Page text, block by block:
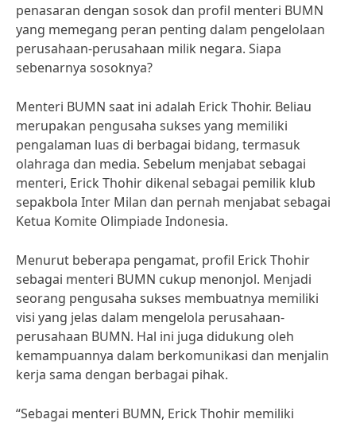
penasaran dengan sosok dan profil menteri BUMN
yang memegang peran penting dalam pengelolaan
perusahaan-perusahaan milik negara. Siapa
sebenarnya sosoknya?
Menteri BUMN saat ini adalah Erick Thohir. Beliau
merupakan pengusaha sukses yang memiliki
pengalaman luas di berbagai bidang, termasuk
olahraga dan media. Sebelum menjabat sebagai
menteri, Erick Thohir dikenal sebagai pemilik klub
sepakbola Inter Milan dan pernah menjabat sebagai
Ketua Komite Olimpiade Indonesia.
Menurut beberapa pengamat, profil Erick Thohir
sebagai menteri BUMN cukup menonjol. Menjadi
seorang pengusaha sukses membuatnya memiliki
visi yang jelas dalam mengelola perusahaan-
perusahaan BUMN. Hal ini juga didukung oleh
kemampuannya dalam berkomunikasi dan menjalin
kerja sama dengan berbagai pihak.
“Sebagai menteri BUMN, Erick Thohir memiliki